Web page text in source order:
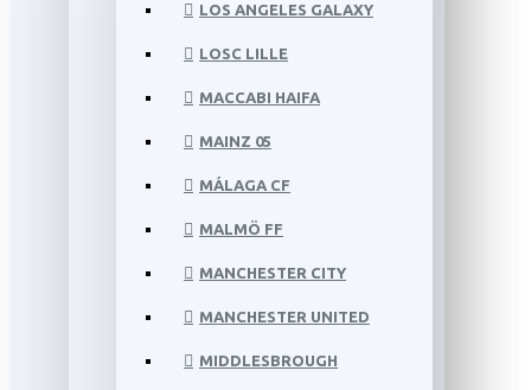
LOS ANGELES GALAXY
LOSC LILLE
MACCABI HAIFA
MAINZ 05
MÁLAGA CF
MALMÖ FF
MANCHESTER CITY
MANCHESTER UNITED
MIDDLESBROUGH